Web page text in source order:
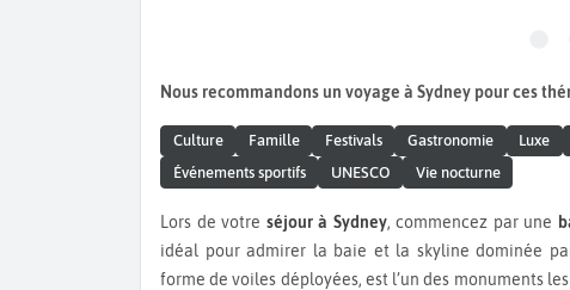
Nous recommandons un voyage à Sydney pour ces
Culture Famille Festivals Gastronomie Luxe
Événements sportifs
UNESCO Vie nocturne
Lors de votre séjour à Sydney, commencez par une
idéal pour admirer la baie et la skyline dominée
forme de voiles déployées, est l’un des monuments